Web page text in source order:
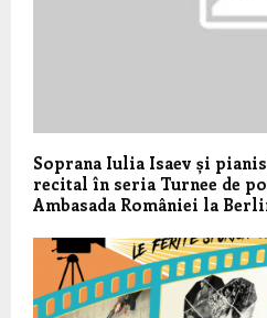
Soprana Iulia Isaev și
recital în seria Turnee de
Ambasada României la